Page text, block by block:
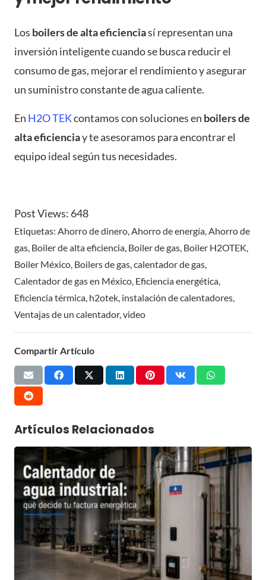
Los boilers de alta eficienciasí representan una
inversión inteligente cuando se busca reducir el
consumo de gas, mejorar el rendimiento y asegurar
un suministro constante de agua caliente.
En H2O TEKcontamos con soluciones en boilers de
alta eficienciay te asesoramos para encontrar el
equipo ideal según tus necesidades.
Post Views: 648
Etiquetas: Ahorro de dinero Ahorro de energía Ahorro de
gas Boiler de alta eficiencia Boiler de gas Boiler H2OTEK
Boiler México Boilers de gas calentador de gas
Calentador de gas en México Eficiencia energética
Eficiencia térmica h2otek instalación de calentadores
Ventajas de un calentador, video
Compartir Artículo
Artículos Relacionados